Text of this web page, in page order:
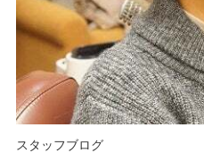
スタッフブログ